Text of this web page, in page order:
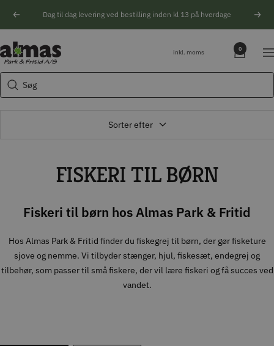
Forrige Dag til dag levering ved bestilling inden kl 13 på hverdage
Søg
Almas
Park
&
Fritid
inkl. moms 0
Sorter efter
FISKERI TIL BØRN
Fiskeri til børn hos Almas Park & Fritid
Hos Almas Park & Fritid finder du fiskegrej til børn, der gør fisketure
sjove og nemme. Vi tilbyder stænger, hjul, fiskesæt, endegrej og
tilbehør, som passer til små fiskere, der vil lære fiskeri og få succes ved
vandet.
Søgeforslag
Husqvarna motorsav
Kikkert
Blink